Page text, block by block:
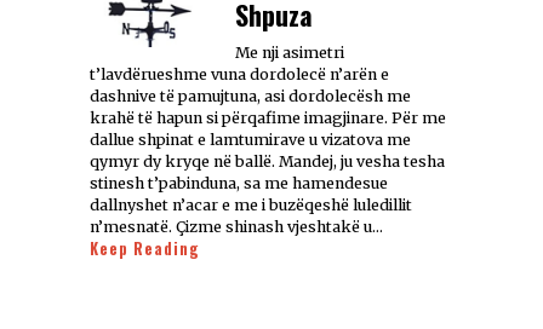
Shpuza
Me nji asimetri
t’lavdërueshme vuna dordolecë n’arën e
dashnive të pamujtuna, asi dordolecësh me
krahë të hapun si përqafime imagjinare. Për me
dallue shpinat e lamtumirave u vizatova me
qymyr dy kryqe në ballë. Mandej, ju vesha tesha
stinesh t’pabinduna, sa me hamendesue
dallnyshet n’acar e me i buzëqeshë luledillit
n’mesnatë. Çizme shinash vjeshtakë u…
Keep Reading